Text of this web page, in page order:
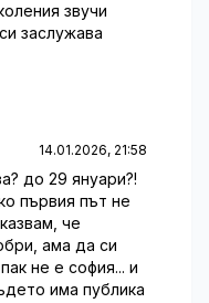
звучи
заслужава
14.01.2026, 21:58
до 29 януари?!
първия път не
че
ама да си
не е софия... и
има публика